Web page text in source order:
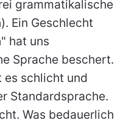
grammatikalische
Ein Geschlecht
hat uns
Sprache beschert.
es schlicht und
Standardsprache.
Was bedauerlich